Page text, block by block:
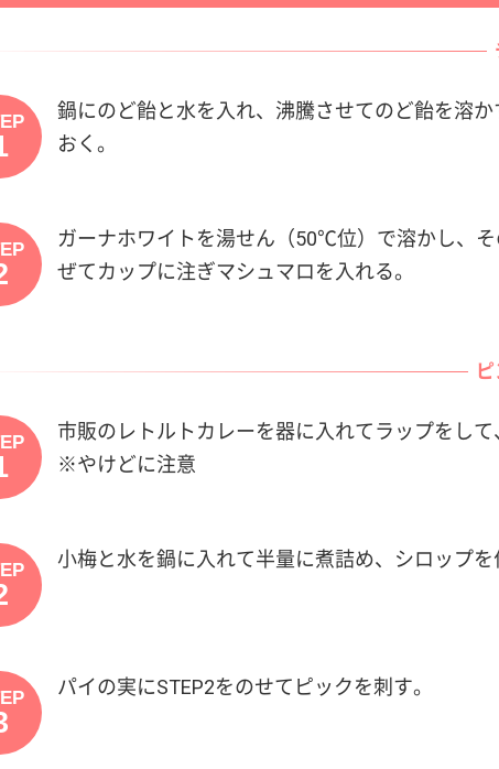
鍋にのど飴と水を入れ、沸騰させてのど飴を溶
おく。
ガーナホワイトを湯せん（50℃位）で溶かし、
ぜてカップに注ぎマシュマロを入れる。
市販のレトルトカレーを器に入れてラップをし
※やけどに注意
小梅と水を鍋に入れて半量に煮詰め、シロップ
パイの実にSTEP2をのせてピックを刺す。